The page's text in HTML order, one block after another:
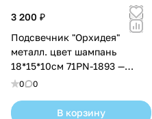
3 200 ₽
Подсвечник "Орхидея"
металл. цвет шампань
18*15*10см 71PN-1893 —
купить в Ставрополе с
0 0
В корзину